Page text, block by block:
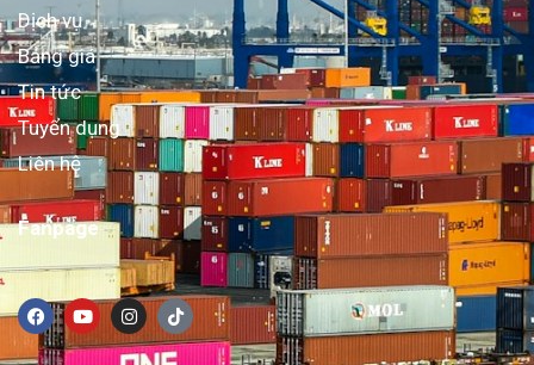
Dịch vụ
Bảng giá
Tin tức
Tuyển dụng
Liên hệ
Fanpage